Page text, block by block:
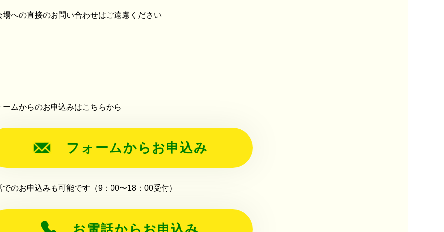
への直接のお問い合わせはご遠慮ください
ームからのお申込みはこちらから
フォームからお申込み
でのお申込みも可能です（9：00〜18：00受付）
お電話からお申込み